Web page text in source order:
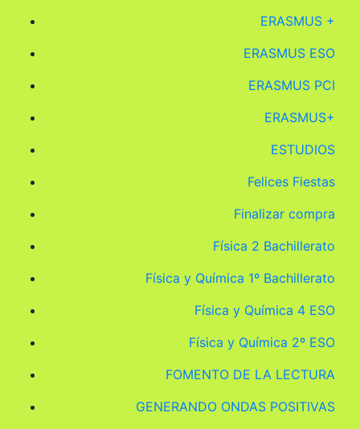
ERASMUS +
ERASMUS ESO
ERASMUS PCI
ERASMUS+
ESTUDIOS
Felices Fiestas
Finalizar compra
Física 2 Bachillerato
Física y Química 1º Bachillerato
Física y Química 4 ESO
Física y Química 2º ESO
FOMENTO DE LA LECTURA
GENERANDO ONDAS POSITIVAS